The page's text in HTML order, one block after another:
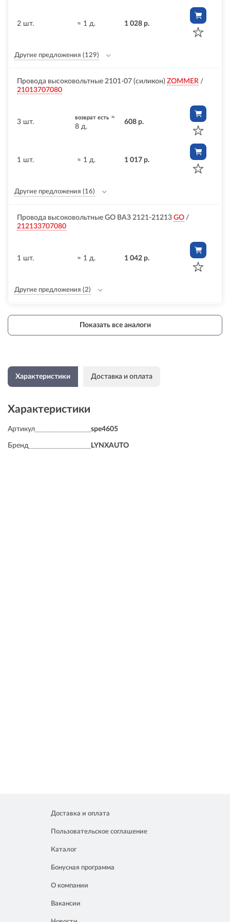
2 шт. ≈ 1 д. 1 028 р.
Другие предложения (129)
Провода высоковольтные 2101-07 (силикон) ZOMMER /
21013707080
3 шт.
возврат есть ≈
8 д.
608 р.
1 шт. ≈ 1 д. 1 017 р.
Другие предложения (16)
Провода высоковольтные GO ВАЗ 2121-21213 GO /
212133707080
1 шт. ≈ 1 д. 1 042 р.
Другие предложения (2)
Показать все аналоги
Характеристики Доставка и оплата
Характеристики
Артикул spe4605
Бренд LYNXAUTO
Доставка и оплата
Пользовательское соглашение
Каталог
Бонусная программа
О компании
Вакансии